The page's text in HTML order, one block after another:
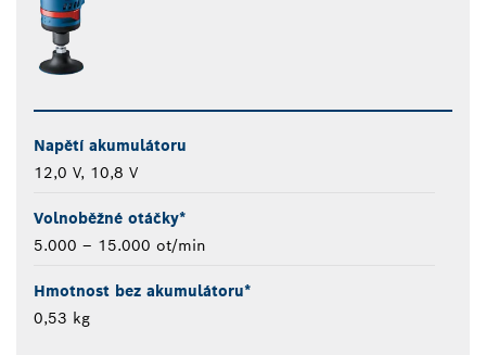
Napětí akumulátoru
12,0 V, 10,8 V
Volnoběžné otáčky*
5.000 – 15.000 ot/min
Hmotnost bez akumulátoru*
0,53 kg